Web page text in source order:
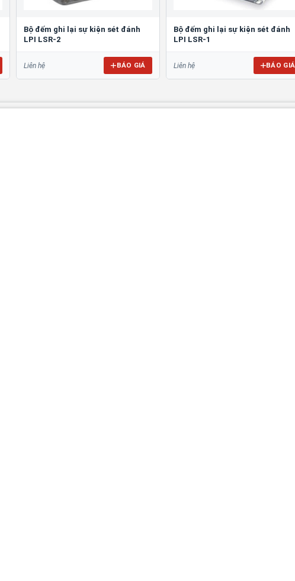
Bộ đếm ghi lại sự kiện sét đánh
LPI LSR-2
Liên hệ BÁO GIÁ
Bộ đếm ghi lại sự kiện sét đánh
LPI LSR-1
Liên hệ BÁO GIÁ